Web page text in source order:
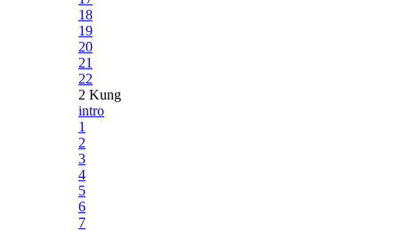
18
19
20
21
22
2 Kung
intro
1
2
3
4
5
6
7